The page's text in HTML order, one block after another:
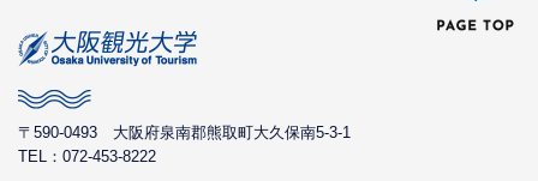
〒590-0493 大阪府泉南郡熊取町大久保南5-3-1
TEL：072-453-8222